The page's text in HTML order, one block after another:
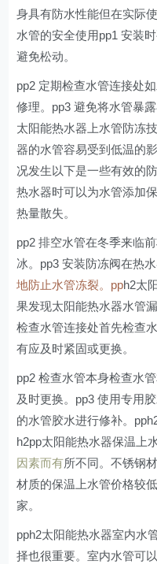
身具有防水性能但在实际
水管的安全使用pp1 安装
避免松动。
pp2 定期检查水管连接处
修理。pp3 避免将水管暴
太阳能热水器上水管防冻
器的水管容易受到低温的
况发生以下是一些有效的
热水器时可以为水管添加
热量散失。
pp2 排空水管在冬季来临
冰。pp3 安装防冻阀在热
地防止水管冻裂。pph2太
果发现太阳能热水器水管
检查水管连接处首先检查
有应及时紧固或更换。
pp2 检查水管本身检查水
及时更换。pp3 使用专用
的水管胶水进行修补。
h2pp太阳能热水器保温上
因素而有所不同。不锈钢
材质的保温上水管价格较
家。
pph2太阳能热水器室内水
择也很重要。室内水管可